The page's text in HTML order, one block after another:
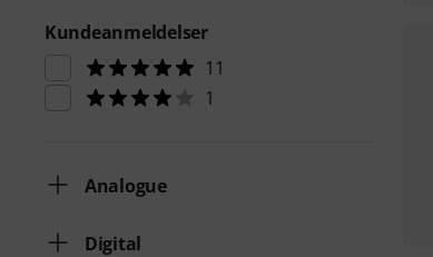
Kundeanmeldelser
11
1
Analogue
Digital